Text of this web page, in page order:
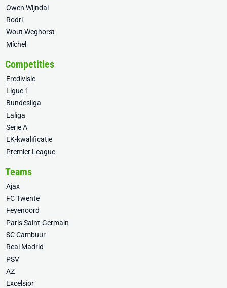
Owen Wijndal
Rodri
Wout Weghorst
Míchel
Competities
Eredivisie
Ligue 1
Bundesliga
Laliga
Serie A
EK-kwalificatie
Premier League
Teams
Ajax
FC Twente
Feyenoord
Paris Saint-Germain
SC Cambuur
Real Madrid
PSV
AZ
Excelsior